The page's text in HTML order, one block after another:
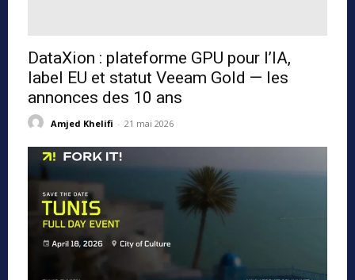
DataXion : plateforme GPU pour l’IA,
label EU et statut Veeam Gold — les
annonces des 10 ans
Amjed Khelifi - 21 mai 2026